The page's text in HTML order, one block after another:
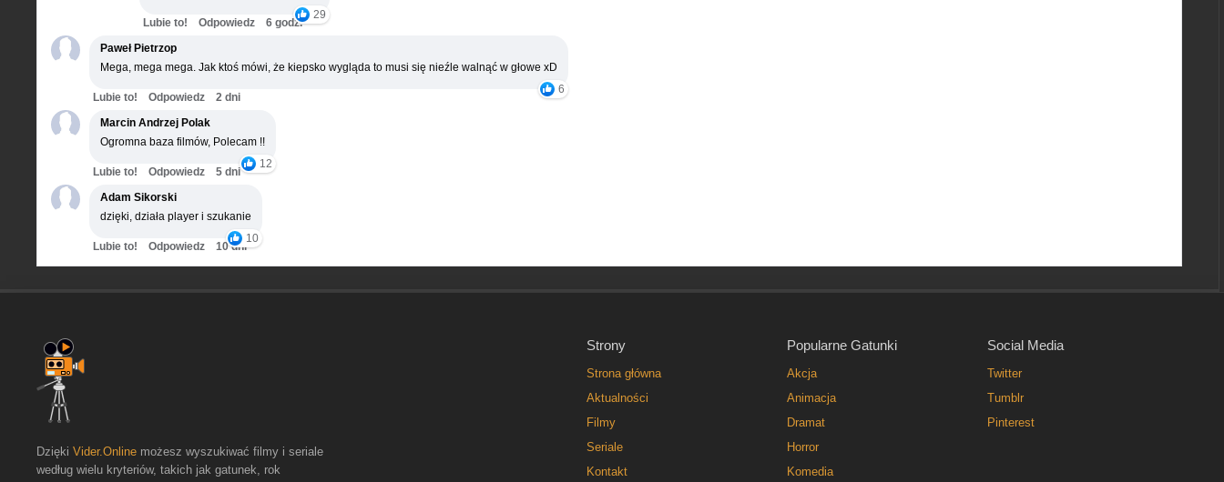
29
Lubie to! Odpowiedz
6 godz.
Paweł Pietrzop
Mega, mega mega. Jak ktoś mówi, że kiepsko wygląda to musi się nieźle walnąć w głowe xD
6
Lubie to! Odpowiedz
2 dni
Marcin Andrzej Polak
Ogromna baza filmów, Polecam !!
12
Lubie to! Odpowiedz
5 dni
Adam Sikorski
dzięki, działa player i szukanie
10
Lubie to! Odpowiedz 10 dni
Strony
Strona główna
Aktualności
Filmy
Seriale
Kontakt
Popularne Gatunki
Akcja
Animacja
Dramat
Horror
Komedia
Social Media
Twitter
Tumblr
Pinterest
Dzięki Vider.Online możesz wyszukiwać filmy i seriale
według wielu kryteriów, takich jak gatunek, rok